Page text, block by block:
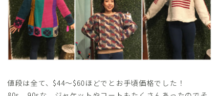
値段は全て、$44～$60ほどでとお手頃価格でした！